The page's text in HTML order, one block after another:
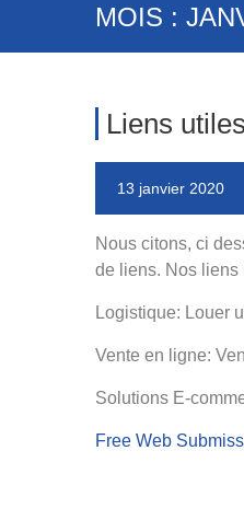
MOIS :
Liens utiles
13 janvier 2020
Nous citons, ci
de liens. Nos liens
Logistique: Louer
Vente en ligne:
Solutions E-
Free Web